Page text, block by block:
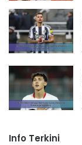
Info Terkini